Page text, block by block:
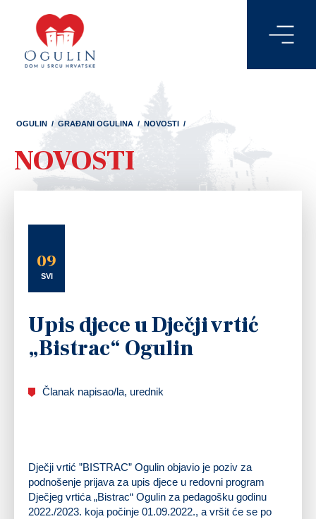
OGULIN / GRAĐANI OGULINA / NOVOSTI /
NOVOSTI
09
SVI
Upis djece u Dječji vrtić
„Bistrac“ Ogulin
Članak napisao/la, urednik
Dječji vrtić ”BISTRAC” Ogulin objavio je poziv za
podnošenje prijava za upis djece u redovni program
Dječjeg vrtića „Bistrac“ Ogulin za pedagošku godinu
2022./2023. koja počinje 01.09.2022., a vršit će se po